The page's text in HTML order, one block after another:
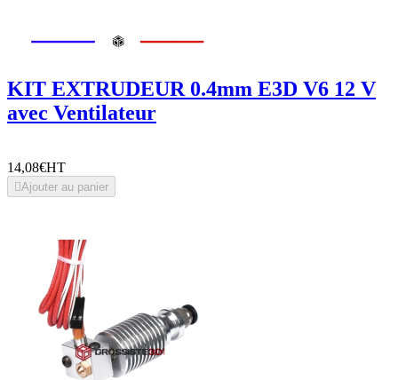
KIT EXTRUDEUR 0.4mm E3D V6 12 V
avec Ventilateur
14,08€HT
Ajouter au panier